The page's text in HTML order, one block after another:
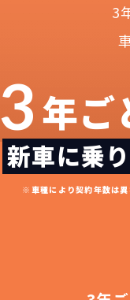
3
3年ご
新車に乗
※車種により契約年数は
常に新車な